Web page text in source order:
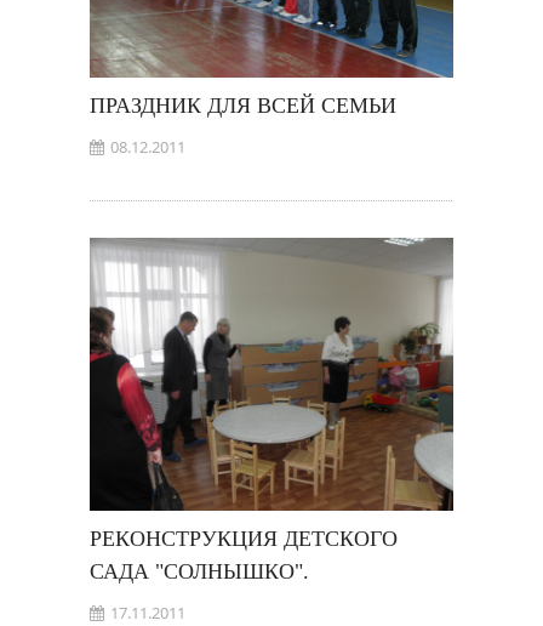
ПРАЗДНИК ДЛЯ ВСЕЙ СЕМЬИ
08.12.2011
РЕКОНСТРУКЦИЯ ДЕТСКОГО
САДА "СОЛНЫШКО".
17.11.2011